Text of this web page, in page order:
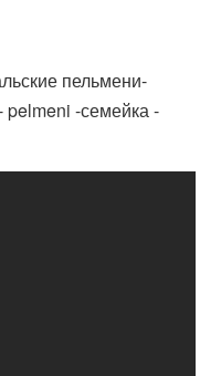
пельмени-
-семейка -